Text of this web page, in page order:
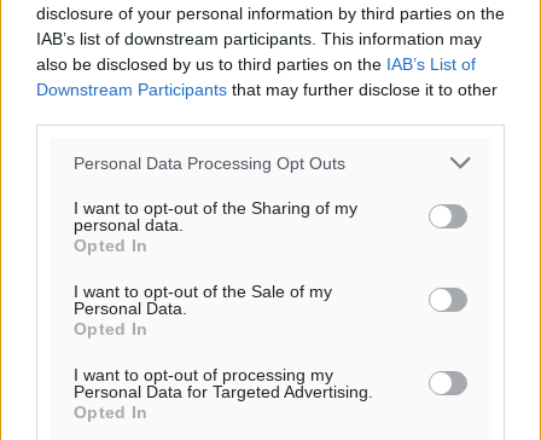
disclosure of your personal information by third parties on the
IAB’s list of downstream participants. This information may
also be disclosed by us to third parties on the IAB’s List of
Downstream Participants that may further disclose it to other
Personal Data Processing Opt Outs
I want to opt-out of the Sharing of my
personal data.
Opted In
I want to opt-out of the Sale of my
Personal Data.
Opted In
I want to opt-out of processing my
Personal Data for Targeted Advertising.
Opted In
o καιρός τώρα:
26°
αίθριος καιρός
26°
πρόγνωση: